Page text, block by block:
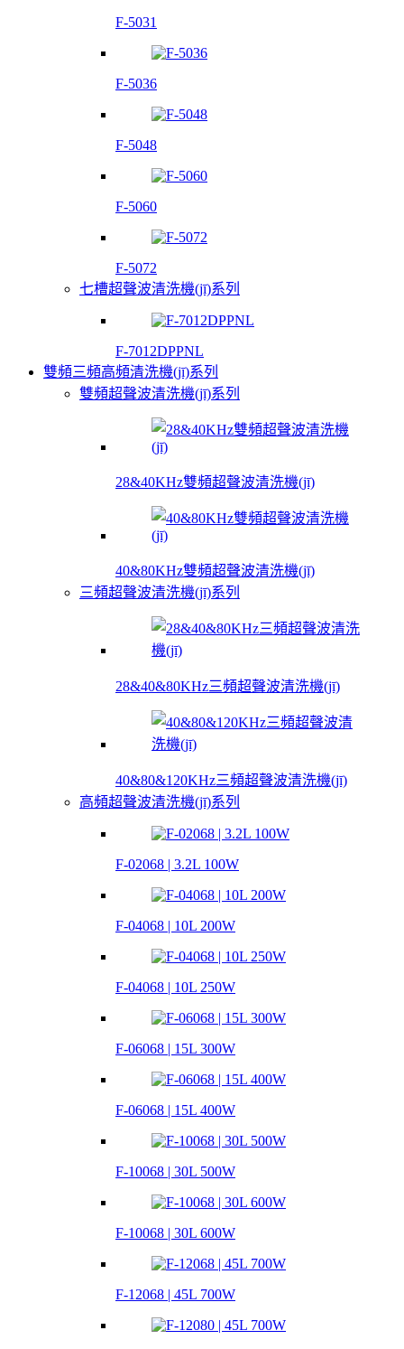
F-5031
F-5036
F-5048
F-5060
F-5072
七槽超聲波清洗機(jī)系列
F-7012DPPNL
雙頻三頻高頻清洗機(jī)系列
雙頻超聲波清洗機(jī)系列
28&40KHz雙頻超聲波清洗機(jī)
40&80KHz雙頻超聲波清洗機(jī)
三頻超聲波清洗機(jī)系列
28&40&80KHz三頻超聲波清洗機(jī)
40&80&120KHz三頻超聲波清洗機(jī)
高頻超聲波清洗機(jī)系列
F-02068 | 3.2L 100W
F-04068 | 10L 200W
F-04068 | 10L 250W
F-06068 | 15L 300W
F-06068 | 15L 400W
F-10068 | 30L 500W
F-10068 | 30L 600W
F-12068 | 45L 700W